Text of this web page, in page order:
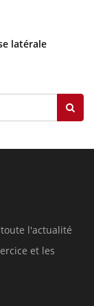
latérale
l'actualité
et les